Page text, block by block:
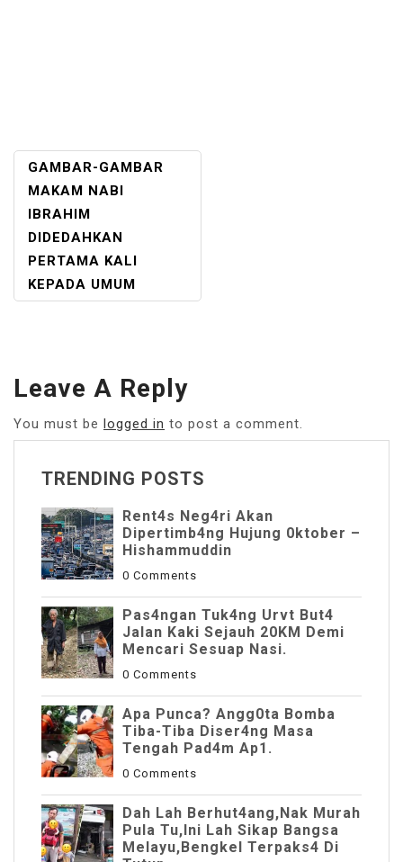
POST
NAVIGATION
GAMBAR-GAMBAR
MAKAM NABI
IBRAHIM
DIDEDAHKAN
PERTAMA KALI
KEPADA UMUM
Leave A Reply
You must be logged in to post a comment.
TRENDING POSTS
Rent4s Neg4ri Akan
Dipertimb4ng Hujung 0ktober –
Hishammuddin
0 Comments
Pas4ngan Tuk4ng Urvt But4
JaIan Kaki Sejauh 20KM Demi
Mencari Sesuap Nasi.
0 Comments
Apa Punca? Angg0ta Bomba
Tiba-Tiba Diser4ng Masa
Tengah Pad4m Ap1.
0 Comments
Dah Lah Berhut4ang,Nak Murah
Pula Tu,Ini Lah Sikap Bangsa
Melayu,Bengkel Terpaks4 Di